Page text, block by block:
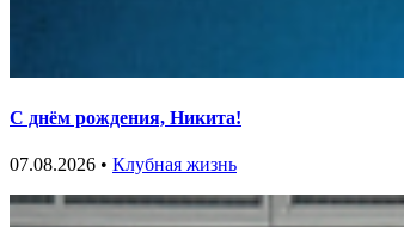
С днём рождения, Никита!
07.08.2026 • Клубная жизнь